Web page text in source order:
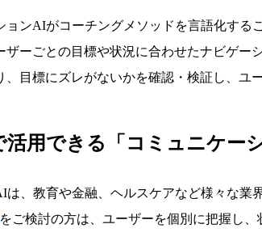
ョンAIがコーチングメソッドを言語化す
ザーごとの目標や状況に合わせたナビゲー
、目標にズレがないかを確認・検証し、ユ
用できる「コミュニケー
は、教育や金融、ヘルスケアなど様々な業
をご検討の方は、ユーザーを個別に把握し